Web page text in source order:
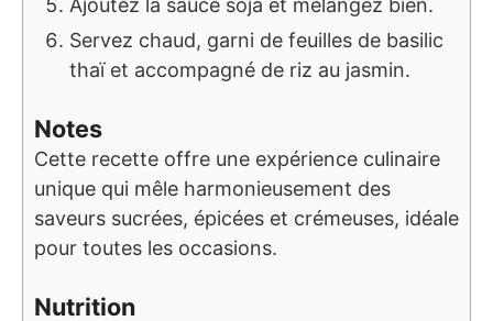
Ajoutez la sauce soja et mélangez bien.
Servez chaud, garni de feuilles de basilic
thaï et accompagné de riz au jasmin.
Notes
Cette recette offre une expérience culinaire
unique qui mêle harmonieusement des
saveurs sucrées, épicées et crémeuses, idéale
pour toutes les occasions.
Nutrition